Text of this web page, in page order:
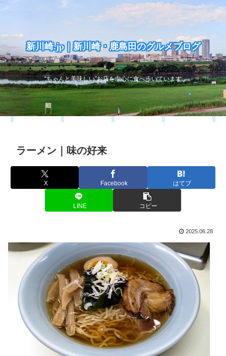
新川崎.jp｜新川崎・鹿島田のグルメブログ
“ちゃんと美味しい”お店を中心に食べ歩いています
ラーメン｜味の好来
X Facebook はてブ
LINE コピー
2025.06.28